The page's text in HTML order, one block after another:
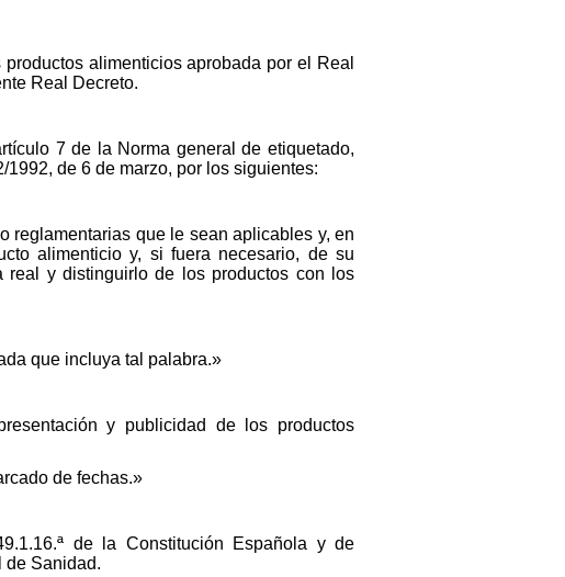
alimenticios aprobada por el Real
Real Decreto.
7 de la Norma general de etiquetado,
de 6 de marzo, por los siguientes:
reglamentarias que le sean aplicables y, en
alimenticio y, si fuera necesario, de su
real y distinguirlo de los productos con los
que incluya tal palabra.»
y publicidad de los productos
de fechas.»
de la Constitución Española y de
de Sanidad.